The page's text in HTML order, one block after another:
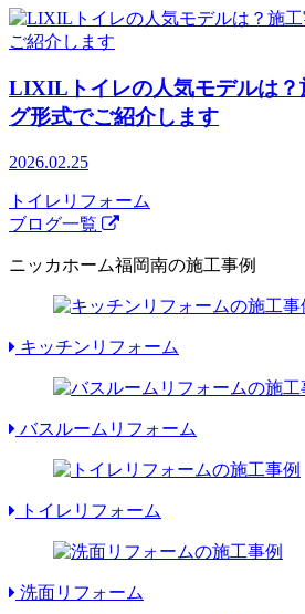
LIXILトイレの人気モデルは？
グ形式でご紹介します
2026.02.25
トイレリフォーム
ブログ一覧
ニッカホーム福岡南の施工事例
キッチンリフォーム
バスルームリフォーム
トイレリフォーム
洗面リフォーム